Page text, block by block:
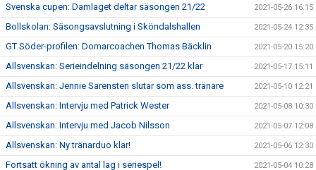
Svenska cupen: Damlaget deltar säsongen 21/22 2021-05-26 16:15
Bollskolan: Säsongsavslutning i Sköndalshallen 2021-05-24 12:35
GT Söder-profilen: Domarcoachen Thomas Bäcklin 2021-05-20 15:20
Allsvenskan: Serieindelning säsongen 21/22 klar 2021-05-17 15:11
Allsvenskan: Jennie Sarensten slutar som ass. tränare 2021-05-10 12:21
Allsvenskan: Intervju med Patrick Wester 2021-05-08 10:30
Allsvenskan: Intervju med Jacob Nilsson 2021-05-07 12:08
Allsvenskan: Ny tränarduo klar! 2021-05-06 12:30
Fortsatt ökning av antal lag i seriespel! 2021-05-04 10:28